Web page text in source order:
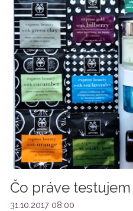
Čo práve
31.10.2017 08:00